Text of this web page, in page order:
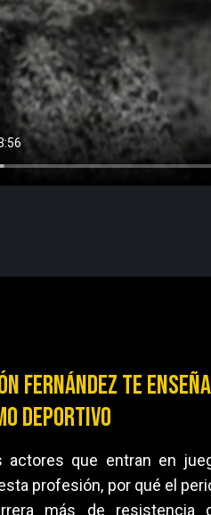
Fernández te enseña
deportivo
actores que entran en
profesión, por qué el
más de resistencia